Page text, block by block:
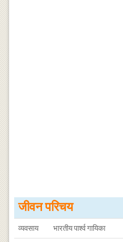
जीवन परिचय
व्यवसाय भारतीय पार्श्व गायिका